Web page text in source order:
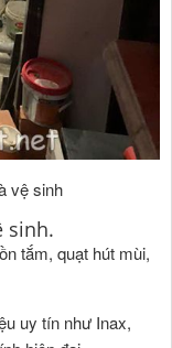
vệ sinh
sinh.
tắm, quạt hút mùi,
uy tín như Inax,